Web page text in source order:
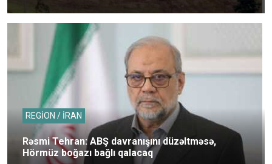
REGİON / İRAN
Rəsmi Tehran: ABŞ davranışını düzəltməsə,
Hörmüz boğazı bağlı qalacaq